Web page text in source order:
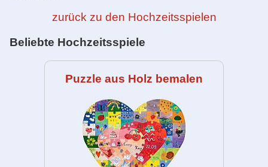
zurück zu den Hochzeitsspielen
Beliebte Hochzeitsspiele
Puzzle aus Holz bemalen